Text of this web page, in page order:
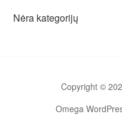
Nėra kategorijų
Copyright ©
Omega